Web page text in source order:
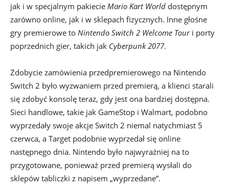
jak i w specjalnym pakiecie Mario Kart World dostępnym
zarówno online, jak i w sklepach fizycznych. Inne głośne
gry premierowe to Nintendo Switch 2 Welcome Touri porty
poprzednich gier, takich jak Cyberpunk 2077.
Zdobycie zamówienia przedpremierowego na Nintendo
Switch 2 było wyzwaniem przed premierą, a klienci starali
się zdobyć konsolę teraz, gdy jest ona bardziej dostępna.
Sieci handlowe, takie jak GameStop i Walmart, podobno
wyprzedały swoje akcje Switch 2 niemal natychmiast 5
czerwca, a Target podobnie wyprzedał się online
następnego dnia. Nintendo było najwyraźniej na to
przygotowane, ponieważ przed premierą wysłali do
sklepów tabliczki z napisem „wyprzedane”.